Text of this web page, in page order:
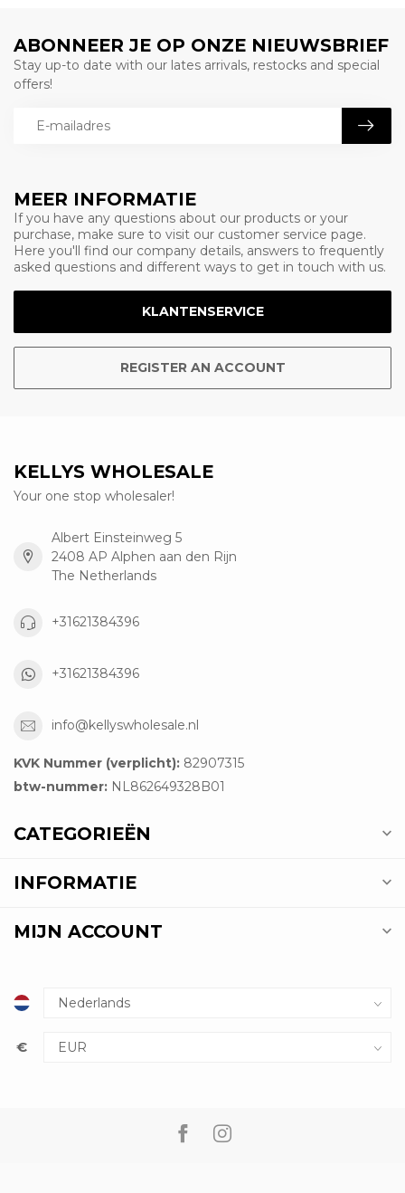
MEER INFORMATIE
If you have any questions about our products or your
purchase, make sure to visit our customer service page.
Here you'll find our company details, answers to frequently
asked questions and different ways to get in touch with us.
KLANTENSERVICE
REGISTER AN ACCOUNT
ABONNEER JE OP ONZE NIEUWSBRIEF
Stay up-to date with our lates arrivals, restocks and special
offers!
KELLYS WHOLESALE
Your one stop wholesaler!
Albert Einsteinweg 5
2408 AP Alphen aan den Rijn
The Netherlands
+31621384396
+31621384396
info@kellyswholesale.nl
KVK Nummer (verplicht): 82907315
btw-nummer: NL862649328B01
CATEGORIEËN
INFORMATIE
MIJN ACCOUNT
€